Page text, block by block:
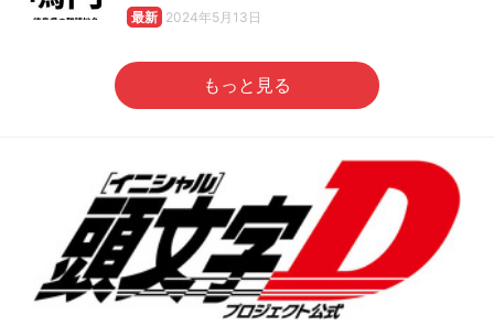
最新 2024年5月13日
もっと見る